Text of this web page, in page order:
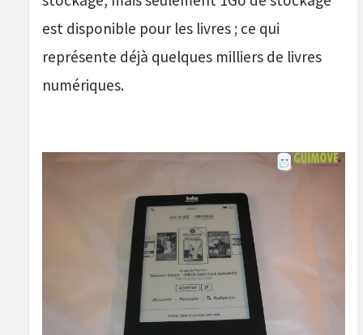
est disponible pour les livres ; ce qui
représente déjà quelques milliers de livres
numériques.